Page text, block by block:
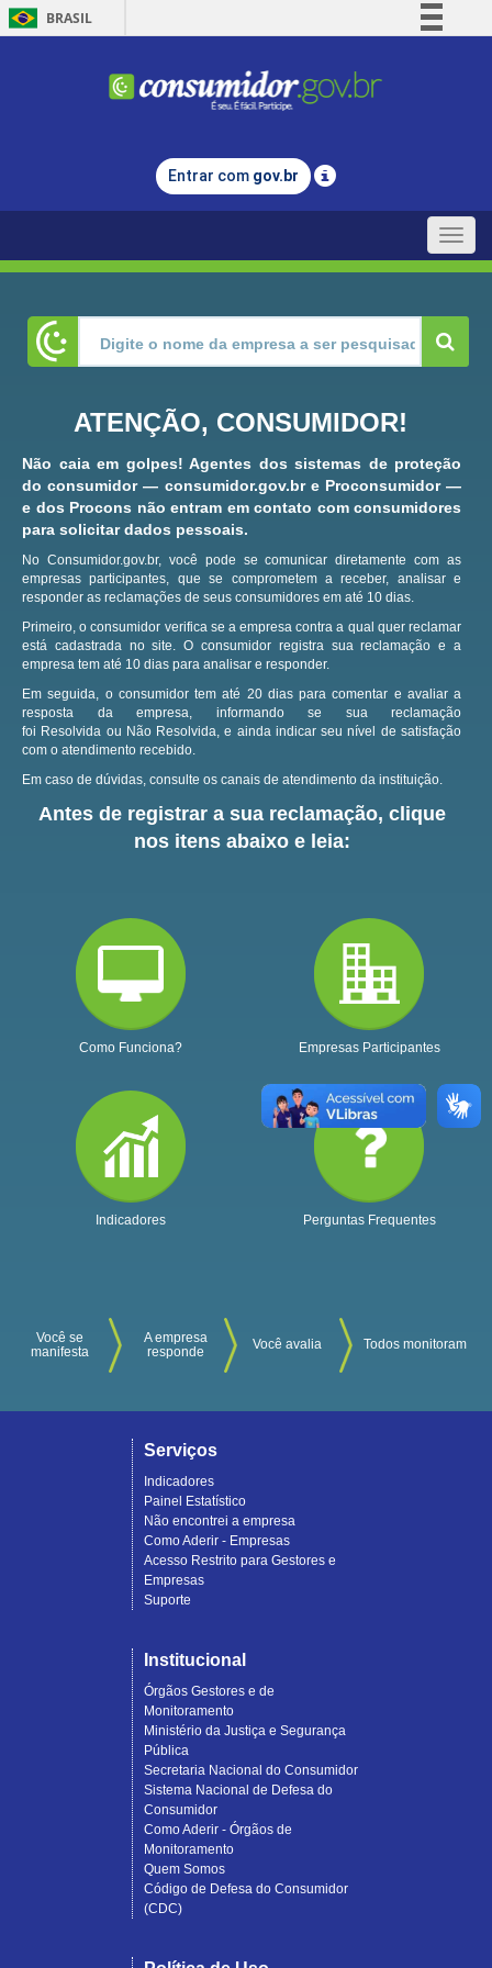
BRASIL
Comunica BR
Legislação
Entrar com gov.br
Toggle
ATENÇÃO, CONSUMIDOR!
Não caia em golpes! Agentes dos sistemas de proteção
do consumidor — consumidor.gov.br e Proconsumidor —
e dos Procons não entram em contato com consumidores
para solicitar dados pessoais.
No Consumidor.gov.br, você pode se comunicar diretamente com as
empresas participantes, que se comprometem a receber, analisar e
responder as reclamações de seus consumidores em até 10 dias.
Primeiro, o consumidor verifica se a empresa contra a qual quer reclamar
está cadastrada no site.O consumidor registra sua reclamação e a
empresa tem até 10 dias para analisar e responder.
Em seguida, o consumidor tem até 20 dias para comentar e avaliar a
resposta da empresa, informando se sua reclamação
foi Resolvida ou Não Resolvida, e ainda indicar seu nível de satisfação
com o atendimento recebido.
Em caso de dúvidas, consulte os canais de atendimento da instituição.
Antes de registrar a sua reclamação, clique
nos itens abaixo e leia:
Como Funciona? Empresas Participantes
Indicadores Perguntas Frequentes
Você se
manifesta
A empresa
responde
Você avalia Todos monitoram
Serviços
Indicadores
Painel Estatístico
Não encontrei a empresa
Como Aderir - Empresas
Acesso Restrito para Gestores e
Empresas
Suporte
Institucional
Órgãos Gestores e de
Monitoramento
Ministério da Justiça e Segurança
Pública
Secretaria Nacional do Consumidor
Sistema Nacional de Defesa do
Consumidor
Como Aderir - Órgãos de
Monitoramento
Quem Somos
Código de Defesa do Consumidor
(CDC)